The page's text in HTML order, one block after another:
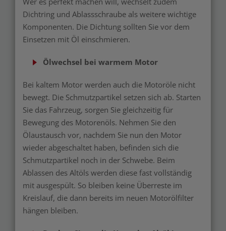
Dichtring und Ablassschraube als weitere wichtige
Komponenten. Die Dichtung sollten Sie vor dem
Einsetzen mit Öl einschmieren.
Ölwechsel bei warmem Motor
Bei kaltem Motor werden auch die Motoröle nicht
bewegt. Die Schmutzpartikel setzen sich ab. Starten
Sie das Fahrzeug, sorgen Sie gleichzeitig für
Bewegung des Motorenöls. Nehmen Sie den
Ölaustausch vor, nachdem Sie nun den Motor
wieder abgeschaltet haben, befinden sich die
Schmutzpartikel noch in der Schwebe. Beim
Ablassen des Altöls werden diese fast vollständig
mit ausgespült. So bleiben keine Überreste im
Kreislauf, die dann bereits im neuen Motorölfilter
hängen bleiben.